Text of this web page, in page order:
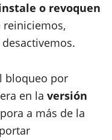
o revoquen
reiniciemos,
bloqueo por
en la versión
a más de la